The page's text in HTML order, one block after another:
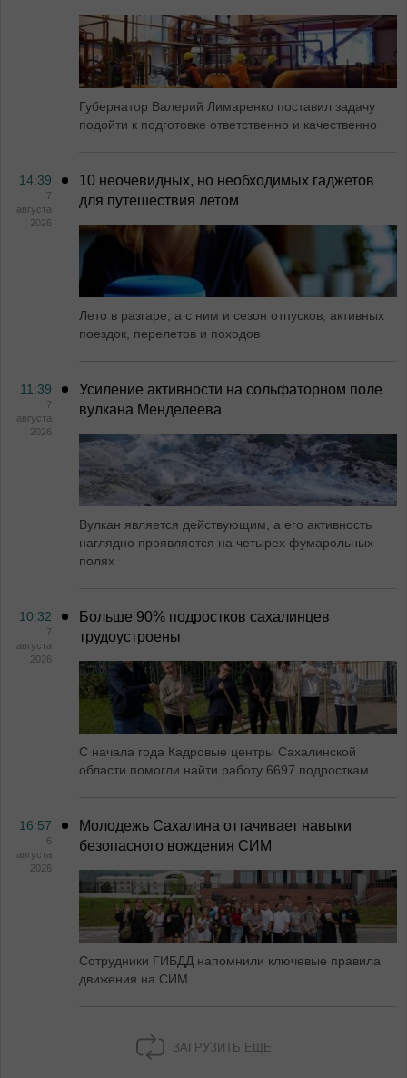
Губернатор Валерий Лимаренко поставил задачу
подойти к подготовке ответственно и качественно
14:39
7
августа
2026
10 неочевидных, но необходимых гаджетов
для путешествия летом
Лето в разгаре, а с ним и сезон отпусков, активных
поездок, перелетов и походов
11:39
7
августа
2026
Усиление активности на сольфаторном поле
вулкана Менделеева
Вулкан является действующим, а его активность
наглядно проявляется на четырех фумарольных
полях
10:32
7
августа
2026
Больше 90% подростков сахалинцев
трудоустроены
С начала года Кадровые центры Сахалинской
области помогли найти работу 6697 подросткам
16:57
6
августа
2026
Молодежь Сахалина оттачивает навыки
безопасного вождения СИМ
Сотрудники ГИБДД напомнили ключевые правила
движения на СИМ
ЗАГРУЗИТЬ ЕЩЕ